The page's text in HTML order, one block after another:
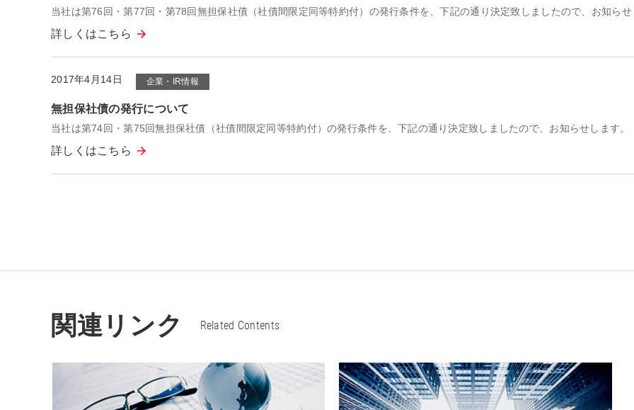
当社は第76回・第77回・第78回無担保社債（社債間限定同等特約付）の発行条件を、下記の通り決定致しましたので、お知ら
詳しくはこちら
2017年4月14日 企業・IR情報
無担保社債の発行について
当社は第74回・第75回無担保社債（社債間限定同等特約付）の発行条件を、下記の通り決定致しましたので、お知らせします。
詳しくはこちら
関連リンク Related Contents